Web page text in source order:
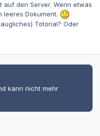
den Server. Wenn etwas
leeres Dokument.
Totorial? Oder
kann nicht mehr